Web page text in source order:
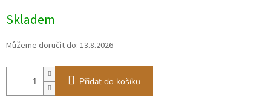
cena:
Skladem
Můžeme doručit do: 13.8.2026
Přidat do košíku